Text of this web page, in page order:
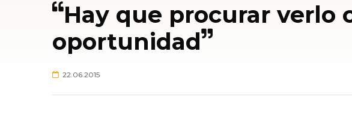
Hay que procurar verlo
oportunidad
22.06.2015